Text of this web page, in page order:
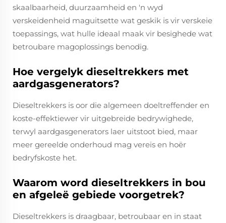
skaalbaarheid, duurzaamheid en 'n wyd
verskeidenheid maguitsette wat geskik is vir verskeie
toepassings, wat hulle ideaal maak vir besighede wat
betroubare magoplossings benodig.
Hoe vergelyk dieseltrekkers met
aardgasgenerators?
Dieseltrekkers is oor die algemeen doeltreffender en
koste-effektiewer vir uitgebreide bedrywighede,
terwyl aardgasgenerators laer uitstoot bied, maar
meer gereelde onderhoud mag vereis en hoër
bedryfskoste het.
Waarom word dieseltrekkers in bou
en afgeleë gebiede voorgetrek?
Dieseltrekkers is draagbaar, betroubaar en in staat